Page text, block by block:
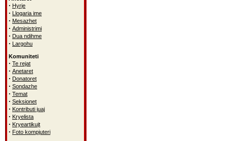
· Hyrje
· Llogaria ime
· Mesazhet
· Administrimi
· Dua ndihme
· Largohu
Komuniteti
· Te rejat
· Anetaret
· Donatoret
· Sondazhe
· Temat
· Seksionet
· Kontributi juaj
· Kryelista
· Kryeartikujt
· Foto kompjuteri